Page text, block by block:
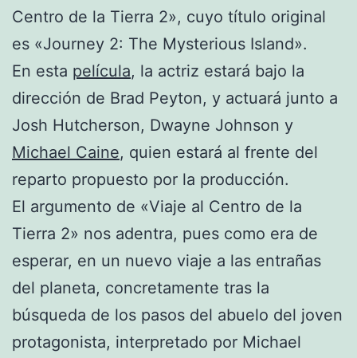
Centro de la Tierra 2», cuyo título original
es «Journey 2: The Mysterious Island».
En esta película, la actriz estará bajo la
dirección de Brad Peyton, y actuará junto a
Josh Hutcherson, Dwayne Johnson y
Michael Caine, quien estará al frente del
reparto propuesto por la producción.
El argumento de «Viaje al Centro de la
Tierra 2» nos adentra, pues como era de
esperar, en un nuevo viaje a las entrañas
del planeta, concretamente tras la
búsqueda de los pasos del abuelo del joven
protagonista, interpretado por Michael